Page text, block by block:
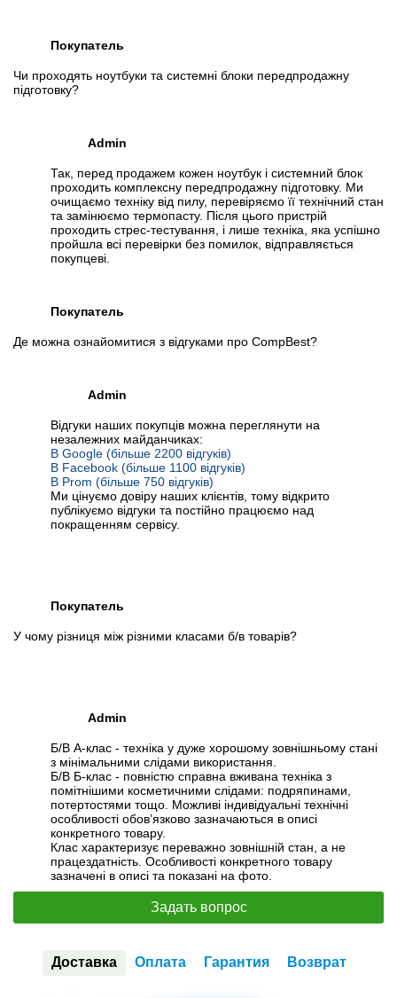
Покупатель
Чи проходять ноутбуки та системні блоки передпродажну
підготовку?
Admin
Так, перед продажем кожен ноутбук і системний блок
проходить комплексну передпродажну підготовку. Ми
очищаємо техніку від пилу, перевіряємо її технічний стан
та замінюємо термопасту. Після цього пристрій
проходить стрес-тестування, і лише техніка, яка успішно
пройшла всі перевірки без помилок, відправляється
покупцеві.
Покупатель
Де можна ознайомитися з відгуками про CompBest?
Admin
Відгуки наших покупців можна переглянути на
незалежних майданчиках:
В Google (більше 2200 відгуків)
В Facebook (більше 1100 відгуків)
В Prom (більше 750 відгуків)
Ми цінуємо довіру наших клієнтів, тому відкрито
публікуємо відгуки та постійно працюємо над
покращенням сервісу.
Покупатель
У чому різниця між різними класами б/в товарів?
Admin
Б/В А-клас - техніка у дуже хорошому зовнішньому стані
з мінімальними слідами використання.
Б/В Б-клас - повністю справна вживана техніка з
помітнішими косметичними слідами: подряпинами,
потертостями тощо. Можливі індивідуальні технічні
особливості обов’язково зазначаються в описі
конкретного товару.
Клас характеризує переважно зовнішній стан, а не
працездатність. Особливості конкретного товару
зазначені в описі та показані на фото.
Задать вопрос
Доставка Оплата Гарантия Возврат